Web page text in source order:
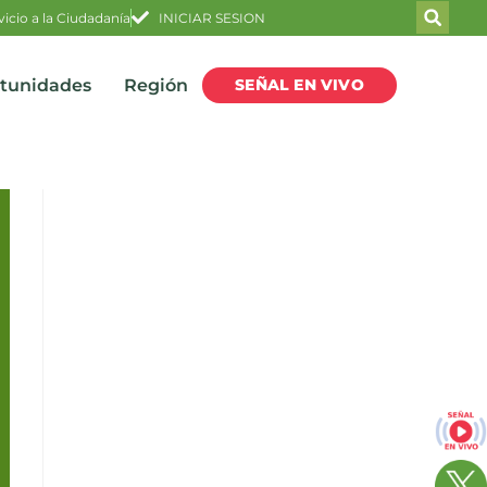
a la Ciudadanía INICIAR SESION
Región SEÑAL EN VIVO